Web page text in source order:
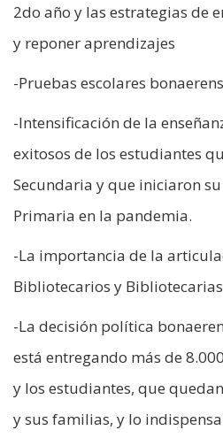
2do año y las estrategias de
y reponer aprendizajes
-Pruebas escolares
-Intensificación de la
exitosos de los estudiantes
Secundaria y que iniciaron
Primaria en la pandemia.
-La importancia de la
Bibliotecarios y
-La decisión política
está entregando más de
y los estudiantes, que
y sus familias, y lo